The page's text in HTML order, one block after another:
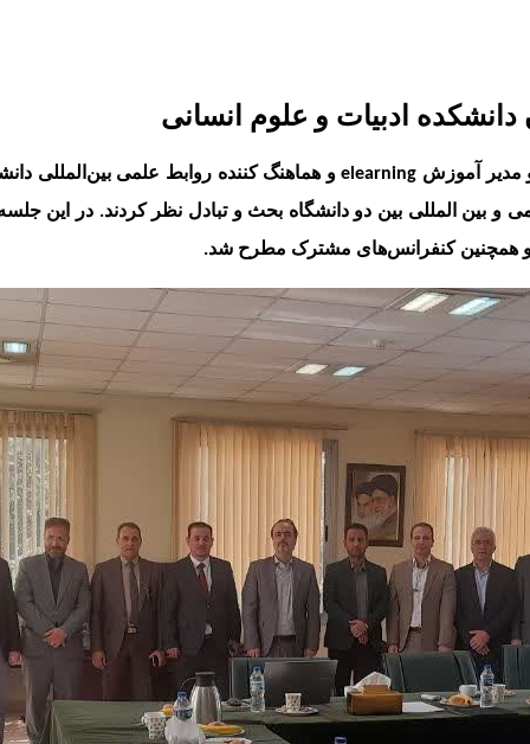
ادبیات و علوم انسانی
مدیر آموزش elearningو هماهنگ کننده روابط علمی بین‌المللی
و بین المللی بین دو دانشگاه بحث و تبادل نظر کردند. در این
و همچنین کنفرانس‌های مشترک مطرح شد.